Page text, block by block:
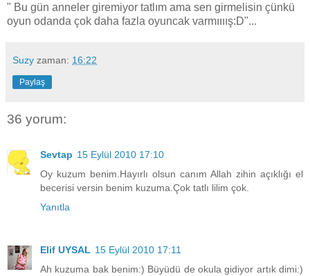
" Bu gün anneler giremiyor tatlım ama sen girmelisin çünkü
oyun odanda çok daha fazla oyuncak varmıııış:D"...
Suzy zaman: 16:22
Paylaş
36 yorum:
Sevtap 15 Eylül 2010 17:10
Oy kuzum benim.Hayırlı olsun canım Allah zihin açıklığı el
becerisi versin benim kuzuma.Çok tatlı lilim çok.
Yanıtla
Elif UYSAL 15 Eylül 2010 17:11
Ah kuzuma bak benim:) Büyüdü de okula gidiyor artık dimi:)